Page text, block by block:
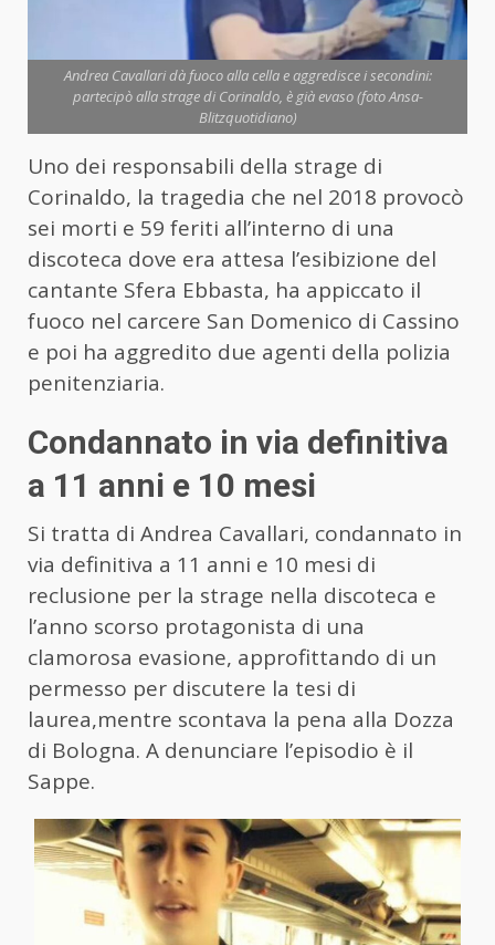
Andrea Cavallari dà fuoco alla cella e aggredisce i secondini:
partecipò alla strage di Corinaldo, è già evaso (foto Ansa-
Blitzquotidiano)
Uno dei responsabili della strage di
Corinaldo, la tragedia che nel 2018 provocò
sei morti e 59 feriti all’interno di una
discoteca dove era attesa l’esibizione del
cantante Sfera Ebbasta, ha appiccato il
fuoco nel carcere San Domenico di Cassino
e poi ha aggredito due agenti della polizia
penitenziaria.
Condannato in via definitiva
a 11 anni e 10 mesi
Si tratta di Andrea Cavallari, condannato in
via definitiva a 11 anni e 10 mesi di
reclusione per la strage nella discoteca e
l’anno scorso protagonista di una
clamorosa evasione, approfittando di un
permesso per discutere la tesi di
laurea,mentre scontava la pena alla Dozza
di Bologna. A denunciare l’episodio è il
Sappe.